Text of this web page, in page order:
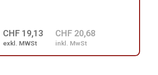
CHF 19,13
exkl. MWSt
CHF 20,68
inkl. MwSt